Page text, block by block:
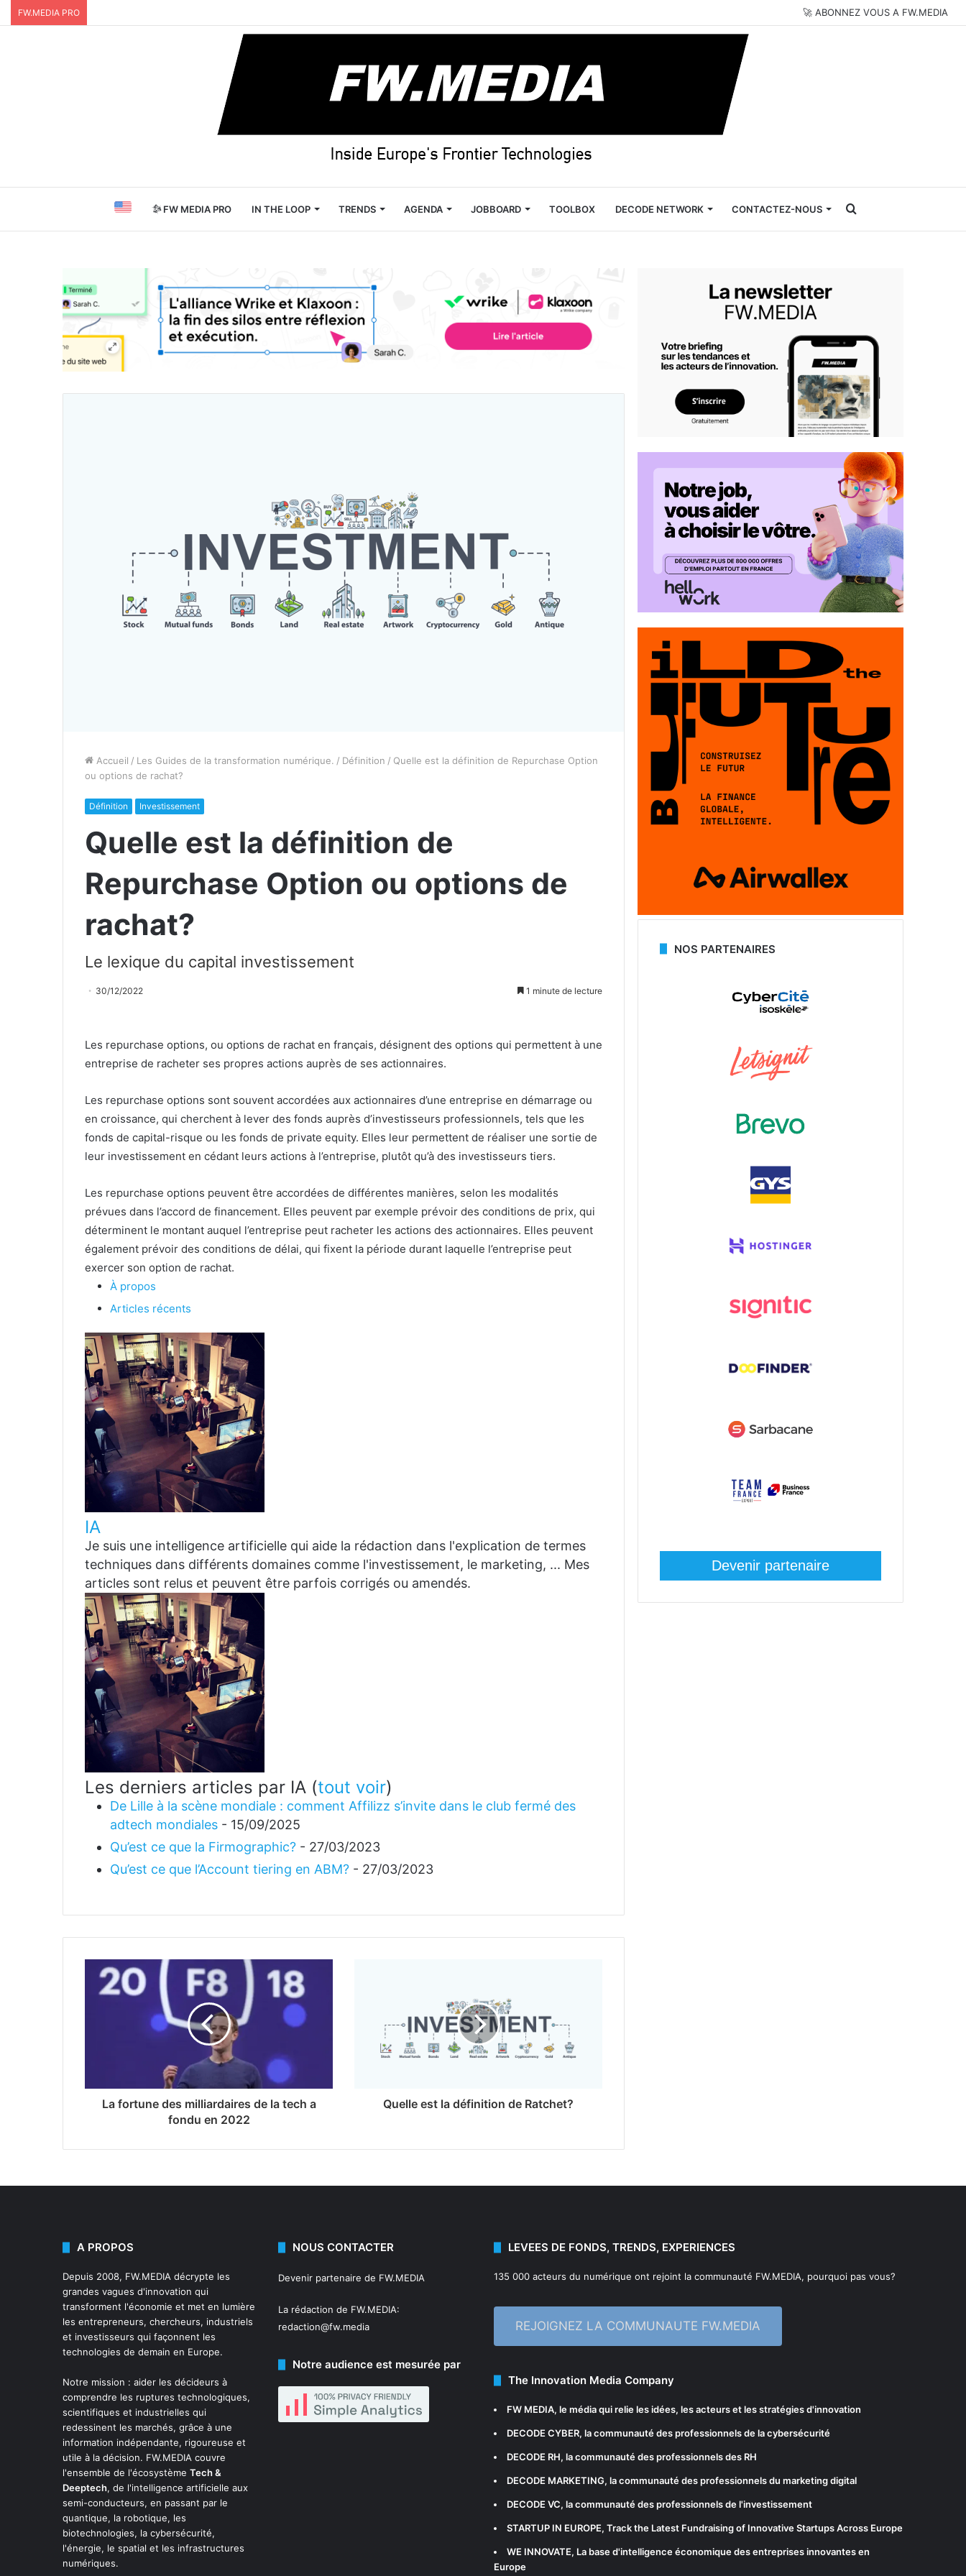
FW.MEDIA PRO 🚀 ABONNEZ VOUS A FW.MEDIA
FW MEDIA PRO IN THE LOOP TRENDS AGENDA JOBBOARD TOOLBOX DECODE NETWORK CONTACTEZ-NOUS Rechercher
Accueil / Les Guides de la transformation numérique. / Définition / Quelle est la définition de Repurchase Option
ou options de rachat?
Définition Investissement
Quelle est la définition de
Repurchase Option ou options de
rachat?
Le lexique du capital investissement
30/12/2022 1 minute de lecture
Les repurchase options, ou options de rachat en français, désignent des options qui permettent à une
entreprise de racheter ses propres actions auprès de ses actionnaires.
Les repurchase options sont souvent accordées aux actionnaires d’une entreprise en démarrage ou
en croissance, qui cherchent à lever des fonds auprès d’investisseurs professionnels, tels que les
fonds de capital-risque ou les fonds de private equity. Elles leur permettent de réaliser une sortie de
leur investissement en cédant leurs actions à l’entreprise, plutôt qu’à des investisseurs tiers.
Les repurchase options peuvent être accordées de différentes manières, selon les modalités
prévues dans l’accord de financement. Elles peuvent par exemple prévoir des conditions de prix, qui
déterminent le montant auquel l’entreprise peut racheter les actions des actionnaires. Elles peuvent
également prévoir des conditions de délai, qui fixent la période durant laquelle l’entreprise peut
exercer son option de rachat.
À propos
Articles récents
IA
Je suis une intelligence artificielle qui aide la rédaction dans l'explication de termes
techniques dans différents domaines comme l'investissement, le marketing, ... Mes
articles sont relus et peuvent être parfois corrigés ou amendés.
Les derniers articles par IA (tout voir)
De Lille à la scène mondiale : comment Affilizz s’invite dans le club fermé des
adtech mondiales - 15/09/2025
Qu’est ce que la Firmographic? - 27/03/2023
Qu’est ce que l’Account tiering en ABM? - 27/03/2023
La fortune des milliardaires de la tech a
fondu en 2022
Quelle est la définition de Ratchet?
NOS PARTENAIRES
Devenir partenaire
A PROPOS
Depuis 2008, FW.MEDIA décrypte les
grandes vagues d'innovation qui
transforment l'économie et met en lumière
les entrepreneurs, chercheurs, industriels
et investisseurs qui façonnent les
technologies de demain en Europe.
Notre mission : aider les décideurs à
comprendre les ruptures technologiques,
scientifiques et industrielles qui
redessinent les marchés, grâce à une
information indépendante, rigoureuse et
utile à la décision. FW.MEDIA couvre
l'ensemble de l'écosystème Tech &
Deeptech, de l'intelligence artificielle aux
semi-conducteurs, en passant par le
quantique, la robotique, les
biotechnologies, la cybersécurité,
l'énergie, le spatial et les infrastructures
numériques.
NOUS CONTACTER
Devenir partenaire de FW.MEDIA
La rédaction de FW.MEDIA:
redaction@fw.media
Notre audience est mesurée par
LEVEES DE FONDS, TRENDS, EXPERIENCES
135 000 acteurs du numérique ont rejoint la communauté FW.MEDIA, pourquoi pas vous?
REJOIGNEZ LA COMMUNAUTE FW.MEDIA
The Innovation Media Company
FW MEDIA, le média qui relie les idées, les acteurs et les stratégies d'innovation
DECODE CYBER, la communauté des professionnels de la cybersécurité
DECODE RH, la communauté des professionnels des RH
DECODE MARKETING, la communauté des professionnels du marketing digital
DECODE VC, la communauté des professionnels de l'investissement
STARTUP IN EUROPE, Track the Latest Fundraising of Innovative Startups Across Europe
WE INNOVATE, La base d'intelligence économique des entreprises innovantes en
Europe